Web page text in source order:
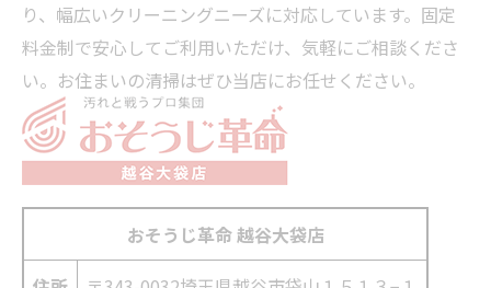
り、幅広いクリーニングニーズに対応しています。固定
料金制で安心してご利用いただけ、気軽にご相談くださ
い。お住まいの清掃はぜひ当店にお任せください。
おそうじ革命 越谷大袋店